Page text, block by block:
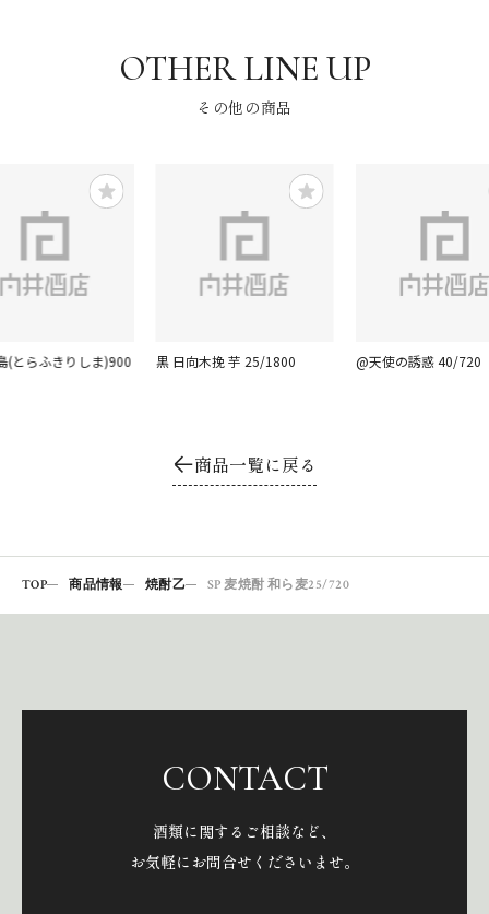
その他の商品
(とらふきりしま)900 黒 日向木挽 芋 25/1800 @天使の誘惑 40/720
商品一覧に戻る
TOP 商品情報 焼酎乙 SP 麦焼酎 和ら麦25/720
CONTACT
酒類に関するご相談など、
お気軽にお問合せくださいませ。